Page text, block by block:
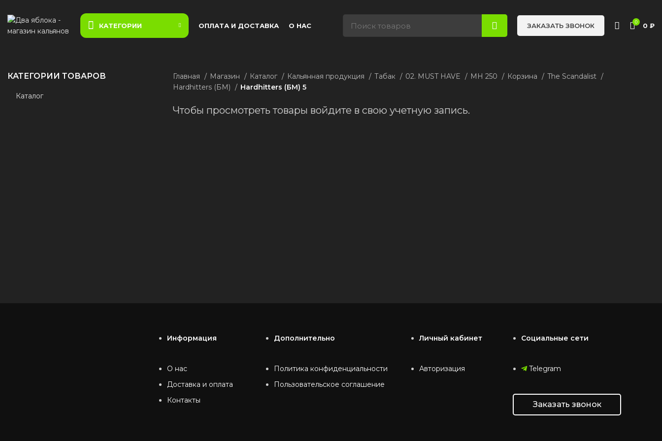
КАТЕГОРИИ ОПЛАТА И ДОСТАВКА О НАС ЗАКАЗАТЬ ЗВОНОК 0 0 ₽
Главная Магазин Каталог Кальянная продукция Табак 02. MUST HAVE MH 250 Корзина
The Scandalist
Hardhitters (БМ)
Hardhitters (БМ) 5
Чтобы просмотреть товары войдите в свою учетную запись.
КАТЕГОРИИ ТОВАРОВ
Каталог
Информация
О нас
Доставка и оплата
Контакты
Дополнительно
Политика конфиденциальности
Пользовательское соглашение
Личный кабинет
Авторизация
Социальные сети
Telegram
Заказать звонок